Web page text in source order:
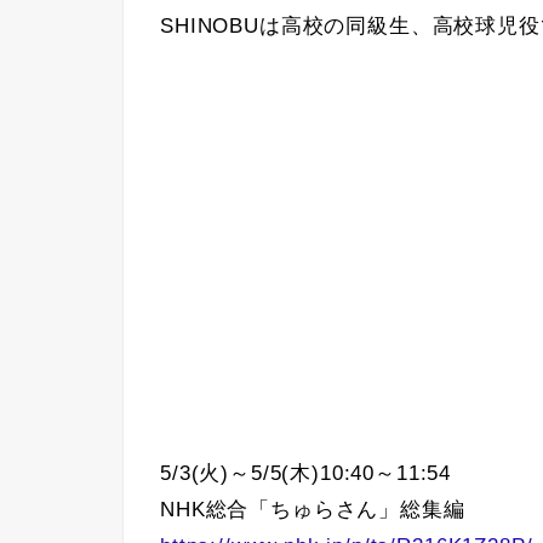
SHINOBUは高校の同級生、高校球児役
5/3(火)～5/5(木)10:40～11:54
NHK総合「ちゅらさん」総集編